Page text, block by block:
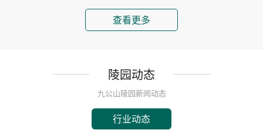
查看更多
陵园动态
九公山陵园新闻动态
行业动态